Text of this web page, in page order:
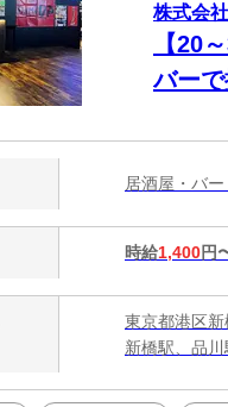
株式会
【20
バー
居酒屋・バ
時給1,400円
東京都港区
新橋駅、品